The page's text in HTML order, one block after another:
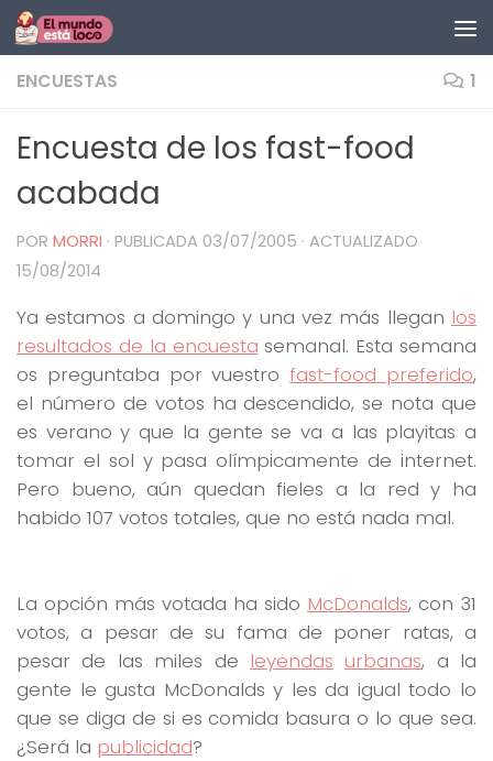
Saltar al contenido
ENCUESTAS 1
Encuesta de los fast-food
acabada
POR MORRI · PUBLICADA 03/07/2005 · ACTUALIZADO
15/08/2014
Ya estamos a domingo y una vez más llegan los
resultados de la encuesta semanal. Esta semana
os preguntaba por vuestrofast-food preferido,
el número de votos ha descendido, se nota que
es verano y que la gente se va a las playitas a
tomar el sol y pasa olímpicamente de internet.
Pero bueno, aún quedan fieles a la red y ha
habido 107 votos totales, que no está nada mal.
La opción más votada ha sido McDonalds, con 31
votos, a pesar de su fama de poner ratas, a
pesar de las miles de leyendas urbanas, a la
gente le gusta McDonalds y les da igual todo lo
que se diga de si es comida basura o lo que sea.
¿Será la publicidad?